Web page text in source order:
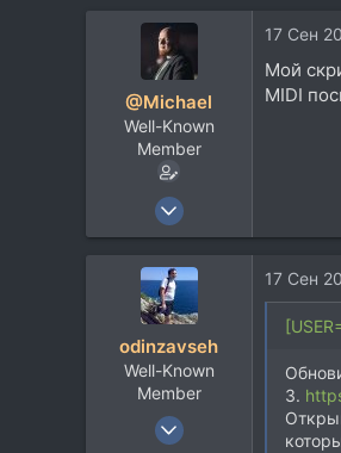
@Michael
Well-Known
Member
14 Дек 2010
973
1.638
17 Сен
Мой
MIDI
odinzavseh
Well-Known
Member
3 Апр 2011
17 Сен
3.